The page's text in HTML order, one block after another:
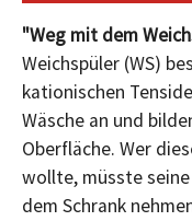
"Weg mit dem
Weichspüler (WS)
kationischen
Wäsche an und
Oberfläche. Wer
wollte, müsste
dem Schrank